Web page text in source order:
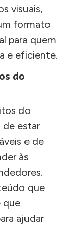
visuais,
formato
para quem
e eficiente.
do
do
de estar
e de
às
que
que
ajudar